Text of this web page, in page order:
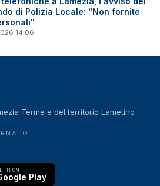
di Polizia Locale: "Non fornite
14:06
Terme e del territorio Lametino
IT ON
Play